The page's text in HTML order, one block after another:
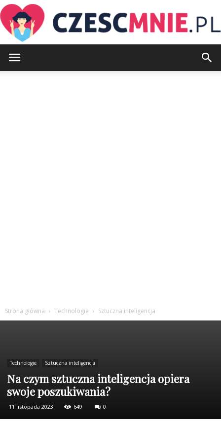
Strona główna Technologie Sztuczna inteligencja
Technologie Sztuczna inteligencja
Na czym sztuczna inteligencja opiera
swoje poszukiwania?
11 listopada 2023 649 0